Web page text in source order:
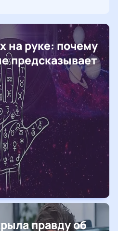
на руке: почему
предсказывает
правду об